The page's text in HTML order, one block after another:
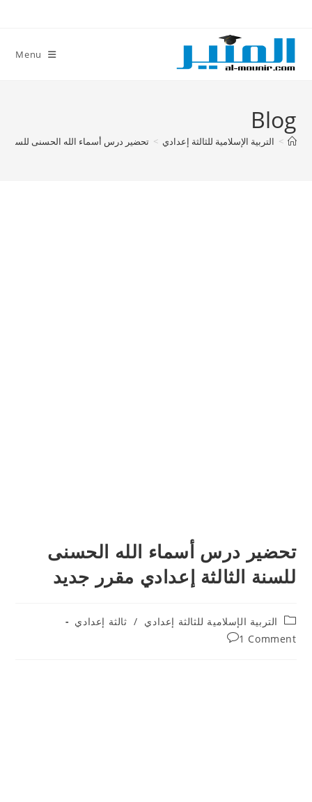
content
Menu
Blog
> التربية الإسلامية للثالثة إعدادي > تحضير درس أسماء الله الحسنى للسنة
تحضير درس أسماء الله الحسنى
للسنة الثالثة إعدادي مقرر جديد
Post
category:
التربية الإسلامية للثالثة إعدادي / ثالثة إعدادي
Post
1 Comment